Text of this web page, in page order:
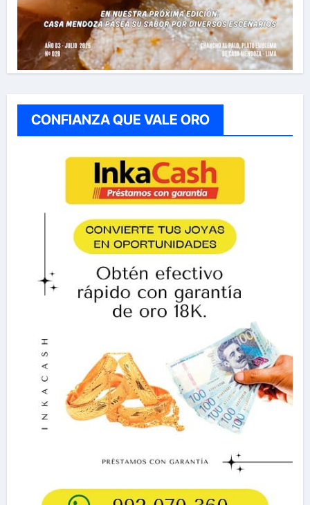
CONFIANZA QUE VALE ORO